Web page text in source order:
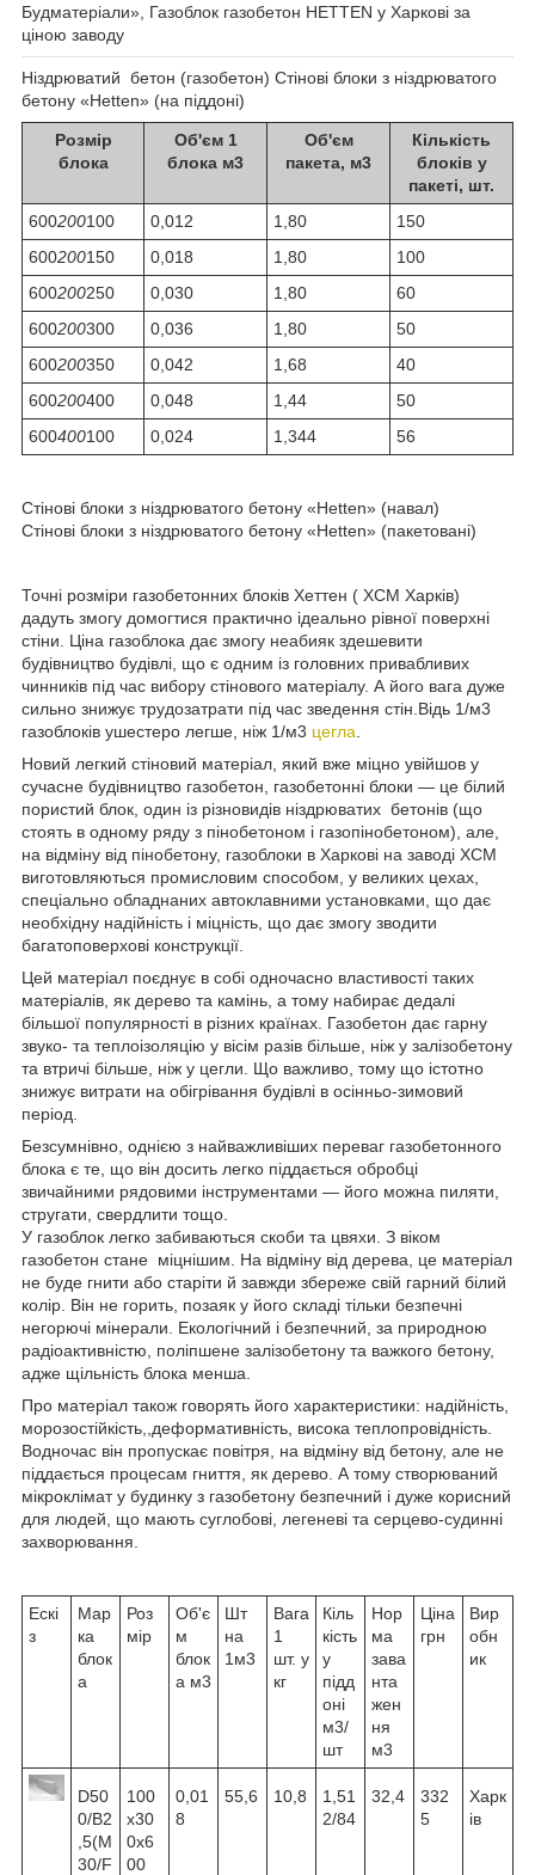
Будматеріали», Газоблок газобетон HETTEN у Харкові за
ціною заводу
Ніздрюватий бетон (газобетон) Стінові блоки з ніздрюватого
бетону «Hetten» (на піддоні)
Розмір
блока
Об'єм 1
блока м3
Об'єм
пакета, м3
Кількість
блоків у
пакеті, шт.
600200100 0,012 1,80
150
600200150 0,018 1,80
100
600200250 0,030 1,80
60
600200300 0,036 1,80
50
600200350 0,042 1,68
40
600200400 0,048 1,44
50
600400100 0,024 1,344 56
Стінові блоки з ніздрюватого бетону «Hetten» (навал)
Стінові блоки з ніздрюватого бетону «Hetten» (пакетовані)
Точні розміри газобетонних блоків Хеттен ( ХСМ Харків)
дадуть змогу домогтися практично ідеально рівної поверхні
стіни. Ціна газоблока дає змогу неабияк здешевити
будівництво будівлі, що є одним із головних привабливих
чинників під час вибору стінового матеріалу. А його вага дуже
сильно знижує трудозатрати під час зведення стін.Відь 1/м3
газоблоків ушестеро легше, ніж 1/м3 цегла
Новий легкий стіновий матеріал, який вже міцно увійшов у
сучасне будівництво газобетон, газобетонні блоки — це білий
пористий блок, один із різновидів ніздрюватих бетонів (що
стоять в одному ряду з пінобетоном і газопінобетоном), але,
на відміну від пінобетону, газоблоки в Харкові на заводі ХСМ
виготовляються промисловим способом, у великих цехах,
спеціально обладнаних автоклавними установками, що дає
необхідну надійність і міцність, що дає змогу зводити
багатоповерхові конструкції.
Цей матеріал поєднує в собі одночасно властивості таких
матеріалів, як дерево та камінь, а тому набирає дедалі
більшої популярності в різних країнах. Газобетон дає гарну
звуко- та теплоізоляцію у вісім разів більше, ніж у залізобетону
та втричі більше, ніж у цегли. Що важливо, тому що істотно
знижує витрати на обігрівання будівлі в осінньо-зимовий
період.
Безсумнівно, однією з найважливіших переваг газобетонного
блока є те, що він досить легко піддається обробці
звичайними рядовими інструментами — його можна пиляти,
стругати, свердлити тощо.
У газоблок легко забиваються скоби та цвяхи. З віком
газобетон стане міцнішим. На відміну від дерева, це матеріал
не буде гнити або старіти й завжди збереже свій гарний білий
колір. Він не горить, позаяк у його складі тільки безпечні
негорючі мінерали. Екологічний і безпечний, за природною
радіоактивністю, поліпшене залізобетону та важкого бетону,
адже щільність блока менша.
Про матеріал також говорять його характеристики: надійність,
морозостійкість,,деформативність, висока теплопровідність.
Водночас він пропускає повітря, на відміну від бетону, але не
піддається процесам гниття, як дерево. А тому створюваний
мікроклімат у будинку з газобетону безпечний і дуже корисний
для людей, що мають суглобові, легеневі та серцево-судинні
захворювання.
Ескі
з
Мар
ка
блок
а
Роз
мір
Об'є
м
блок
а м3
Шт
на
1м3
Вага
1
шт. у
кг
Кіль
кість
у
підд
оні
м3/
шт
Нор
ма
зава
нта
жен
ня
м3
Ціна
грн
Вир
обн
ик
D50
0/B2
,5(M
30/F
100
х30
0х6
00
0,01
8
55,6 10,8
1,51
2/84
32,4
332
5
Харк
ів